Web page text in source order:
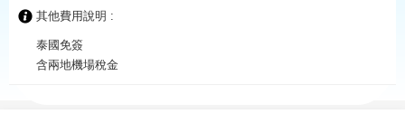
其他費用說明 :
泰國免簽
含兩地機場稅金